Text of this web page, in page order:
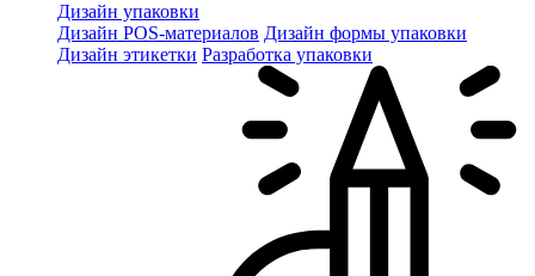
Дизайн упаковки
Дизайн POS-материалов Дизайн формы упаковки
Дизайн этикетки Разработка упаковки